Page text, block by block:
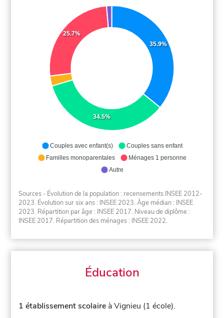
35.9%
34.5%
25.7%
Couples avec enfant(s)
Couples sans enfant
Familles monoparentales
Ménages 1 personne
Autre
Sources - Évolution de la population : recensements INSEE 2012-
2023. Évolution sur six ans : INSEE 2023. Âge médian : INSEE
2023. Répartition par âge : INSEE 2017. Niveau de diplôme :
INSEE 2017. Répartition des ménages : INSEE 2022.
Éducation
1 établissement scolaire à Vignieu (1 école).